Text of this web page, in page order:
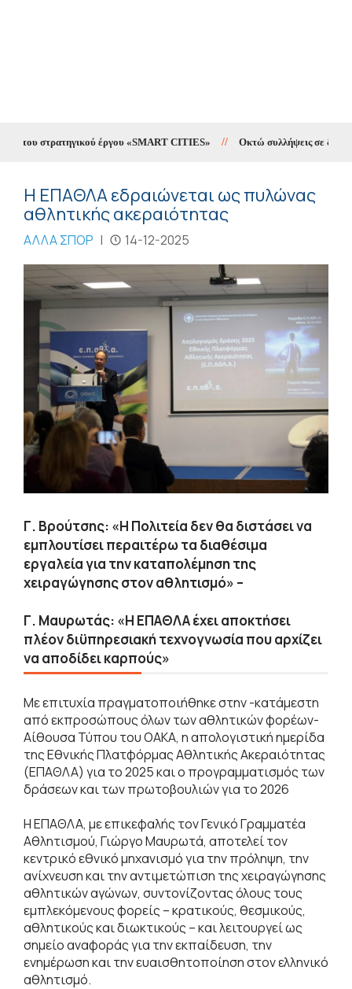
στρατηγικού έργου «SMART CITIES» // Οκτώ συλλήψεις σε δέκα
Η ΕΠΑΘΛΑ εδραιώνεται ως πυλώνας
αθλητικής ακεραιότητας
ΑΛΛΑ ΣΠΟΡ | 14-12-2025
Γ. Βρούτσης: «Η Πολιτεία δεν θα διστάσει να
εμπλουτίσει περαιτέρω τα διαθέσιμα
εργαλεία για την καταπολέμηση της
χειραγώγησης στον αθλητισμό» –
Γ. Μαυρωτάς: «Η ΕΠΑΘΛΑ έχει αποκτήσει
πλέον διϋπηρεσιακή τεχνογνωσία που αρχίζει
να αποδίδει καρπούς»
Με επιτυχία πραγματοποιήθηκε στην -κατάμεστη
από εκπροσώπους όλων των αθλητικών φορέων-
Αίθουσα Τύπου του ΟΑΚΑ, η απολογιστική ημερίδα
της Εθνικής Πλατφόρμας Αθλητικής Ακεραιότητας
(ΕΠΑΘΛΑ) για το 2025 και ο προγραμματισμός των
δράσεων και των πρωτοβουλιών για το 2026
Η ΕΠΑΘΛΑ, με επικεφαλής τον Γενικό Γραμματέα
Αθλητισμού, Γιώργο Μαυρωτά, αποτελεί τον
κεντρικό εθνικό μηχανισμό για την πρόληψη, την
ανίχνευση και την αντιμετώπιση της χειραγώγησης
αθλητικών αγώνων, συντονίζοντας όλους τους
εμπλεκόμενους φορείς – κρατικούς, θεσμικούς,
αθλητικούς και διωκτικούς – και λειτουργεί ως
σημείο αναφοράς για την εκπαίδευση, την
ενημέρωση και την ευαισθητοποίηση στον ελληνικό
αθλητισμό.